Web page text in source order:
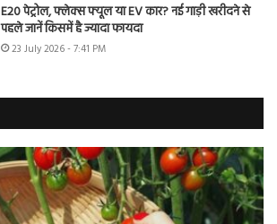
E20 पेट्रोल, फ्लेक्स फ्यूल या EV कार? नई गाड़ी खरीदने से
पहले जानें किसमें है ज्यादा फायदा
23 July 2026 - 7:41 PM